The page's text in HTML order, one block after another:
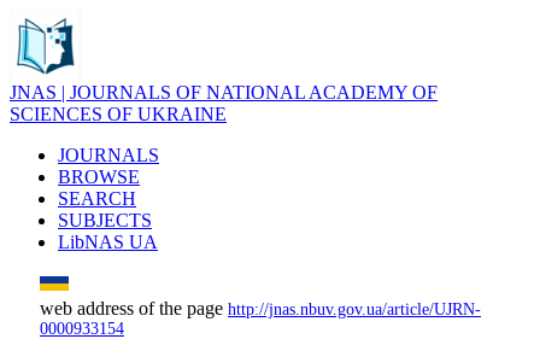
JNAS | JOURNALS OF NATIONAL ACADEMY OF
SCIENCES OF UKRAINE
JOURNALS
BROWSE
SEARCH
SUBJECTS
LibNAS UA
web address of the page http://jnas.nbuv.gov.ua/article/UJRN-
0000933154